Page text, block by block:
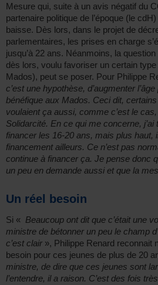
Mesure qui, suite à un avis négatif du
partenaire politique de l’époque (le
baisse. Dès lors, dans le projet de
parlementaires, les prises en charge
jusqu’à 22 ans. Néanmoins, la
dès lors, voulu favoriser un certain
Mados), peut se poser. Pour Philippe
c’est une hypothèse, d’augmenter
bénéfique aux Mados. Ceci dit, certains
voulaient ça aussi, comme c’est le
Solidarcité. En ce qui me concerne, j’ai
financer les 16-20 ans, mais plus haut,
financement ailleurs. Ce n’est pas
continue à financer ça. Je pense donc
un peu en demande aussi et que la
Un réel besoin
Si « Beaucoup ont dit que c’était une
ministre de bétonner un peu le champ
c’est clair », Philippe Renard reconnait
besoin pour ces jeunes de plus de 20
ministre, de dire que ces jeunes sont
l’entendre, il a raison. C’est des fois